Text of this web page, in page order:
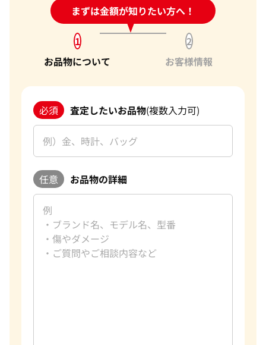
まずは金額が知りたい方へ！
24時間受付中!問い合わせフォーム
1
お品物について
2
お客様情報
必須 査定したいお品物(複数入力可)
任意 お品物の詳細